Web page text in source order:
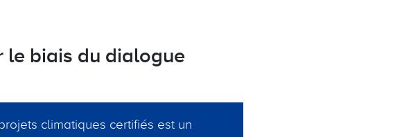
le biais du dialogue
climatiques certifiés est un